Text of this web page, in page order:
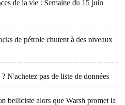
de la vie : Semaine du 15 juin
de pétrole chutent à des niveaux
N'achetez pas de liste de données
belliciste alors que Warsh promet la